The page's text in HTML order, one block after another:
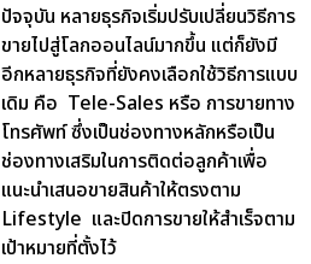
ปัจจุบัน หลายธุรกิจเริ่มปรับเปลี่ยนวิธีการ
ขายไปสู่โลกออนไลน์มากขึ้น แต่ก็ยังมี
อีกหลายธุรกิจที่ยังคงเลือกใช้วิธีการแบบ
เดิม คือ Tele-Sales หรือ การขายทาง
โทรศัพท์ ซึ่งเป็นช่องทางหลักหรือเป็น
ช่องทางเสริมในการติดต่อลูกค้าเพื่อ
แนะนำเสนอขายสินค้าให้ตรงตาม
Lifestyle และปิดการขายให้สำเร็จตาม
เป้าหมายที่ตั้งไว้